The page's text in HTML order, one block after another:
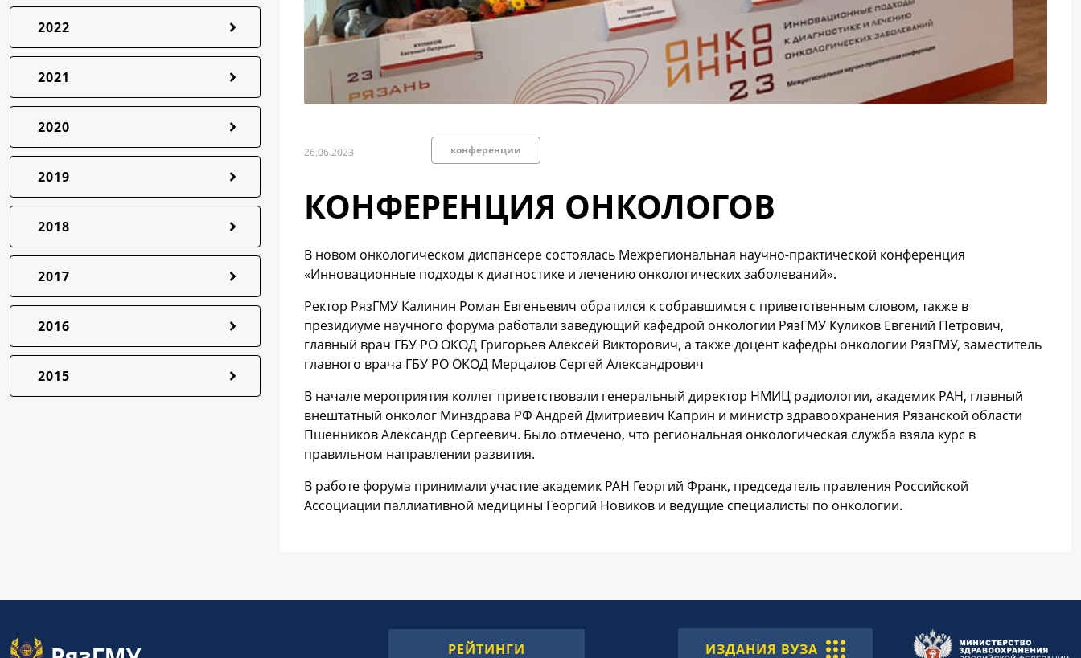
2022
2021
2020
2019
2018
2017
2016
2015
26.06.2023 конференции
КОНФЕРЕНЦИЯ ОНКОЛОГОВ
В новом онкологическом диспансере состоялась Межрегиональная научно-практической конференция
«Инновационные подходы к диагностике и лечению онкологических заболеваний».
Ректор РязГМУ Калинин Роман Евгеньевич обратился к собравшимся с приветственным словом, также в
президиуме научного форума работали заведующий кафедрой онкологии РязГМУ Куликов Евгений Петрович,
главный врач ГБУ РО ОКОД Григорьев Алексей Викторович, а также доцент кафедры онкологии РязГМУ, заместитель
главного врача ГБУ РО ОКОД Мерцалов Сергей Александрович
В начале мероприятия коллег приветствовали генеральный директор НМИЦ радиологии, академик РАН, главный
внештатный онколог Минздрава РФ Андрей Дмитриевич Каприн и министр здравоохранения Рязанской области
Пшенников Александр Сергеевич. Было отмечено, что региональная онкологическая служба взяла курс в
правильном направлении развития.
В работе форума принимали участие академик РАН Георгий Франк, председатель правления Российской
Ассоциации паллиативной медицины Георгий Новиков и ведущие специалисты по онкологии.
РЕЙТИНГИ ИЗДАНИЯ ВУЗА